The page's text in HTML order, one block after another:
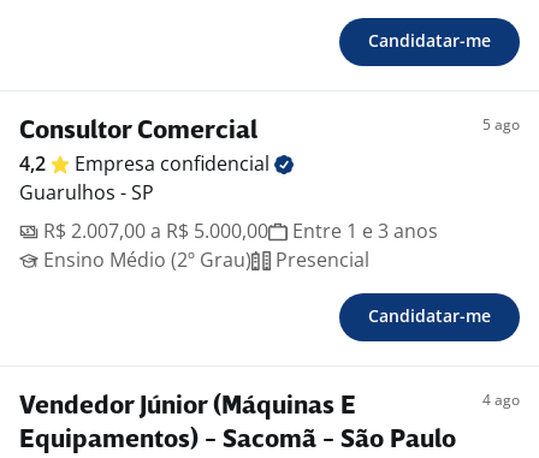
Candidatar-me
Consultor Comercial 5 ago
4,2 Empresa confidencial
Guarulhos - SP
R$ 2.007,00 a R$ 5.000,00
Entre 1 e 3 anos
Ensino Médio (2º Grau)
Presencial
Candidatar-me
Vendedor Júnior (Máquinas E
Equipamentos) - Sacomã - São Paulo
4 ago